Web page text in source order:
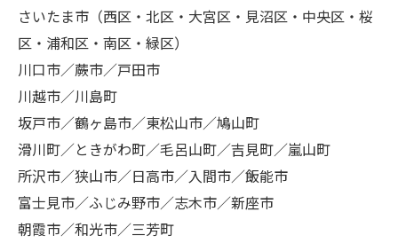
さいたま市（西区・北区・大宮区・見沼区・中央区・桜
区・浦和区・南区・緑区）
川口市／蕨市／戸田市
川越市／川島町
坂戸市／鶴ヶ島市／東松山市／鳩山町
滑川町／ときがわ町／毛呂山町／吉見町／嵐山町
所沢市／狭山市／日高市／入間市／飯能市
富士見市／ふじみ野市／志木市／新座市
朝霞市／和光市／三芳町